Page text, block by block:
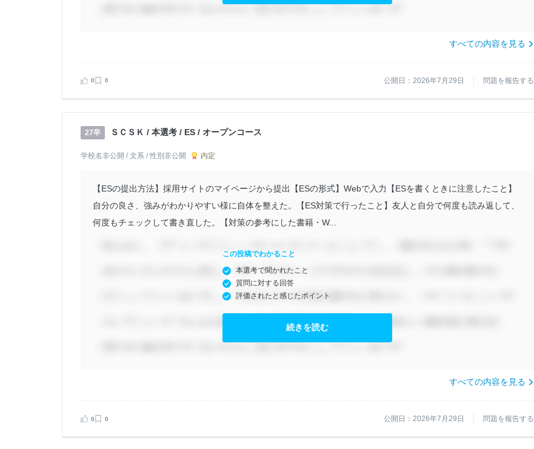
すべての内容を見る
0 0 公開日：2026年7月29日 問題を報告する
27卒 ＳＣＳＫ / 本選考 / ES / オープンコース
学校名非公開 / 文系 / 性別非公開 内定
【ESの提出方法】採用サイトのマイページから提出【ESの形式】Webで入力【ESを書くときに注意したこと】
自分の良さ、強みがわかりやすい様に自体を整えた。【ES対策で行ったこと】友人と自分で何度も読み返して、
何度もチェックして書き直した。【対策の参考にした書籍・W...
この投稿でわかること
本選考で聞かれたこと
質問に対する回答
評価されたと感じたポイント
続きを読む
すべての内容を見る
0 0 公開日：2026年7月29日 問題を報告する